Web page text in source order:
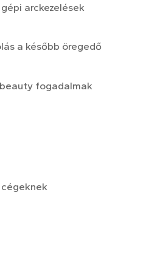
arckezelések
a később öregedő
fogadalmak